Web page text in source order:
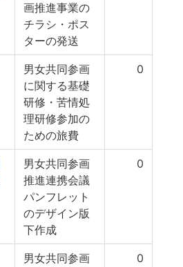
画推進事業の
チラシ・ポス
ターの発送
男女共同参画
に関する基礎
研修・苦情処
理研修参加の
ための旅費
0
男女共同参画
推進連携会議
パンフレット
のデザイン版
下作成
0
男女共同参画
0